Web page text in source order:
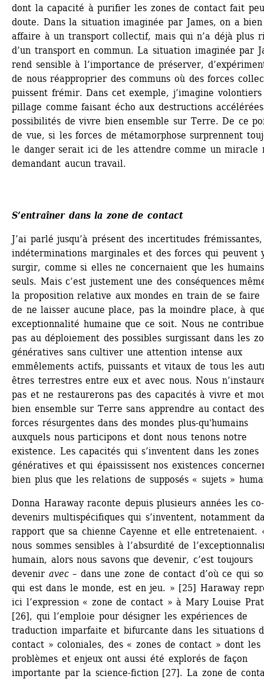
dont la capacité à purifier les zones de contact fait
doute. Dans la situation imaginée par James, on a bien
affaire à un transport collectif, mais qui n’a déjà plus
d’un transport en commun. La situation imaginée par
rend sensible à l’importance de préserver,
de nous réapproprier des communs où des forces
puissent frémir. Dans cet exemple, j’imagine
pillage comme faisant écho aux destructions
possibilités de vivre bien ensemble sur Terre. De ce
de vue, si les forces de métamorphose surprennent
le danger serait ici de les attendre comme un miracle
demandant aucun travail.
S’entraîner dans la zone de contact
J’ai parlé jusqu’à présent des incertitudes
indéterminations marginales et des forces qui peuvent
surgir, comme si elles ne concernaient que les humains
seuls. Mais c’est justement une des conséquences
la proposition relative aux mondes en train de se faire
de ne laisser aucune place, pas la moindre place, à
exceptionnalité humaine que ce soit. Nous ne
pas au déploiement des possibles surgissant dans les
génératives sans cultiver une attention intense aux
emmêlements actifs, puissants et vitaux de tous les
êtres terrestres entre eux et avec nous. Nous
pas et ne restaurerons pas des capacités à vivre et
bien ensemble sur Terre sans apprendre au contact des
forces résurgentes dans des mondes plus-qu'humains
auxquels nous participons et dont nous tenons notre
existence. Les capacités qui s’inventent dans les zones
génératives et qui épaississent nos existences
bien plus que les relations de supposés « sujets »
Donna Haraway raconte depuis plusieurs années les co-
devenirs multispécifiques qui s’inventent, notamment
rapport que sa chienne Cayenne et elle entretenaient.
nous sommes sensibles à l’absurdité de
humain, alors nous savons que devenir, c’est toujours
devenir avec– dans une zone de contact d’où ce qui
qui est dans le monde, est en jeu. » [25] Haraway
ici l’expression « zone de contact » à Mary Louise
[26], qui l’emploie pour désigner les expériences de
traduction imparfaite et bifurcante dans les situations
contact » coloniales, des « zones de contact » dont les
problèmes et enjeux ont aussi été explorés de façon
importante par la science-fiction [27]. La zone de